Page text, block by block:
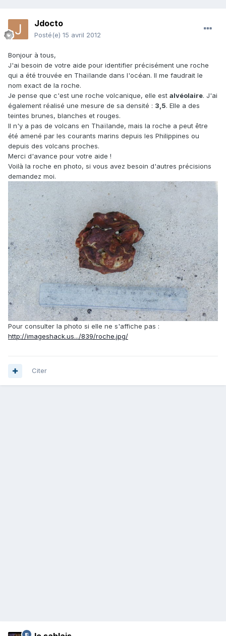
Jdocto
Posté(e) 15 avril 2012
Bonjour à tous,
J'ai besoin de votre aide pour identifier précisément une roche
qui a été trouvée en Thaïlande dans l'océan. Il me faudrait le
nom exact de la roche.
Je pense que c'est une roche volcanique, elle est alvéolaire. J'ai
également réalisé une mesure de sa densité : 3,5. Elle a des
teintes brunes, blanches et rouges.
Il n'y a pas de volcans en Thaïlande, mais la roche a peut être
été amené par les courants marins depuis les Philippines ou
depuis des volcans proches.
Merci d'avance pour votre aide !
Voilà la roche en photo, si vous avez besoin d'autres précisions
demandez moi.
Pour consulter la photo si elle ne s'affiche pas :
http://imageshack.us.../839/roche.jpg/
Citer